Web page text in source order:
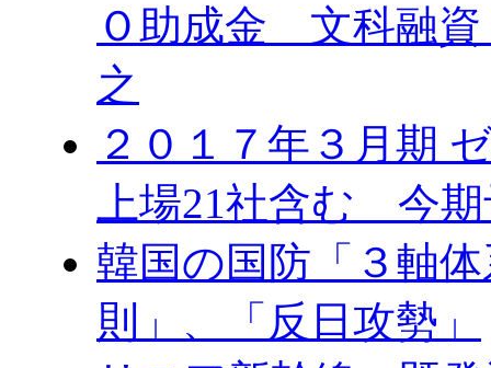
Ｏ助成金 文科融
之
２０１７年３月期
上場21社含む 今
韓国の国防「３軸
則」、「反日攻勢」